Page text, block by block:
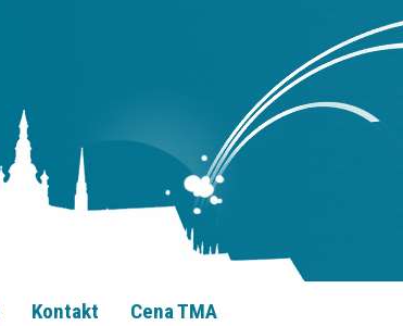
Kontakt Cena TMA